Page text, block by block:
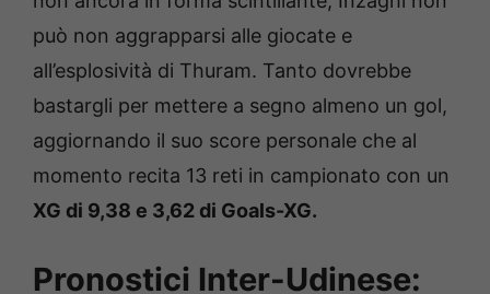
può non aggrapparsi alle giocate e
all’esplosività di Thuram. Tanto dovrebbe
bastargli per mettere a segno almeno un gol,
aggiornando il suo score personale che al
momento recita 13 reti in campionato con un
XG di 9,38 e 3,62 di Goals-XG.
Pronostici Inter-Udinese: